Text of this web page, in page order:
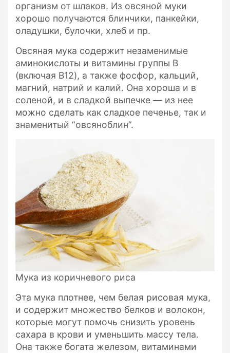
организм от шлаков. Из овсяной муки
хорошо получаются блинчики, панкейки,
оладушки, булочки, хлеб и пр.
Овсяная мука содержит незаменимые
аминокислоты и витамины группы В
(включая B12), а также фосфор, кальций,
магний, натрий и калий. Она хороша и в
соленой, и в сладкой выпечке — из нее
можно сделать как сладкое печенье, так и
знаменитый “овсяноблин”.
Мука из коричневого риса
Эта мука плотнее, чем белая рисовая мука,
и содержит множество белков и волокон,
которые могут помочь снизить уровень
сахара в крови и уменьшить массу тела.
Она также богата железом, витаминами